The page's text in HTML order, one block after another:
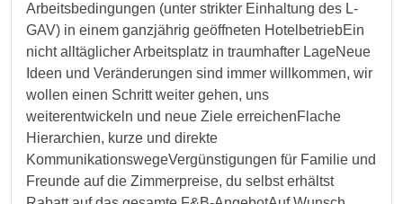
Arbeitsbedingungen (unter strikter Einhaltung des L-
GAV) in einem ganzjährig geöffneten HotelbetriebEin
nicht alltäglicher Arbeitsplatz in traumhafter LageNeue
Ideen und Veränderungen sind immer willkommen, wir
wollen einen Schritt weiter gehen, uns
weiterentwickeln und neue Ziele erreichenFlache
Hierarchien, kurze und direkte
KommunikationswegeVergünstigungen für Familie und
Freunde auf die Zimmerpreise, du selbst erhältst